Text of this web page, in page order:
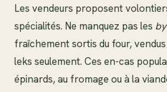
Les vendeurs proposent
spécialités. Ne manquez pas les
fraîchement sortis du four,
leks seulement. Ces en-cas
épinards, au fromage ou à la